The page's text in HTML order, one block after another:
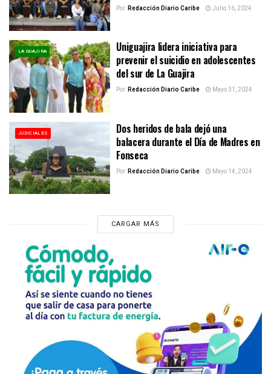
Por:Redacción Diario Caribe Julio 16, 2024
LA GUAJIRA
Uniguajira lidera iniciativa para
prevenir el suicidio en adolescentes
del sur de La Guajira
Por:Redacción Diario Caribe Mayo 31, 2024
JUDICIALES
Dos heridos de bala dejó una
balacera durante el Día de Madres en
Fonseca
Por:Redacción Diario Caribe Mayo 14, 2024
CARGAR MÁS